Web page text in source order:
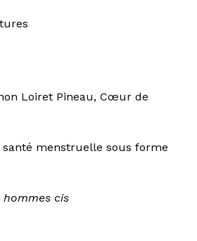
Loiret Pineau, Cœur de
santé menstruelle sous forme
hommes cis